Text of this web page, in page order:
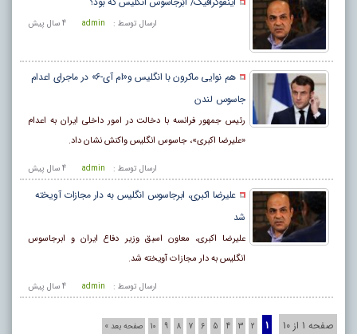
4 سال پيش ارسال توسط : admin
هم نوایی ماکرون با انگلیس و«ام آی-۶» در ماجرای اعدام
جاسوس لندن
رئیس جمهور فرانسه با دخالت در امور داخلی ایران به اعدام
«علیرضا اکبری»، جاسوس انگلیس واکنش نشان داد.
4 سال پيش ارسال توسط : admin
علیرضا اکبری، ابرجاسوس انگلیس به دار مجازات آویخته
شد
علیرضا اکبری، معاون اسبق وزیر دفاع ایران و ابرجاسوس
انگلیس به دار مجازات آویخته شد.
4 سال پيش ارسال توسط : admin
صفحه 1 از 10 1
2
3
4
5
6
7
8
9
10 صفحه بعد »